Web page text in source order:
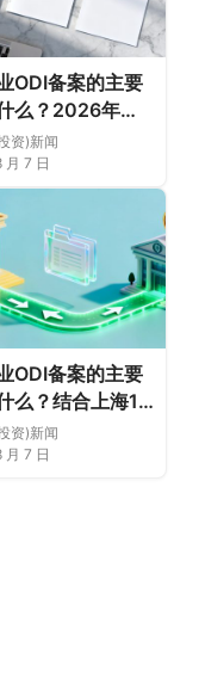
ODI备案的主要
么？2026年新
这件事说透
资)新闻
月 7 日
ODI备案的主要
么？结合上海16
点，看懂2026
资合规逻辑
资)新闻
月 7 日